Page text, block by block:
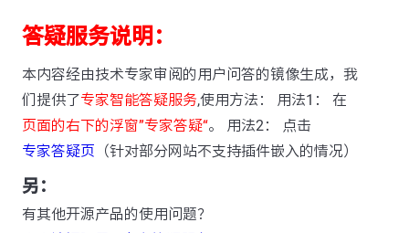
答疑服务说明：
本内容经由技术专家审阅的用户问答的镜像生成，我
们提供了专家智能答疑服务,使用方法： 用法1： 在
页面的右下的浮窗”专家答疑“。 用法2： 点击
专家答疑页 （针对部分网站不支持插件嵌入的情况）
另：
有其他开源产品的使用问题？